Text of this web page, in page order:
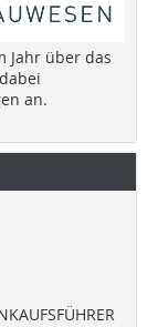
Jahr über das
an.